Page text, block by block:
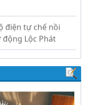
điện tự chế nồi
Lộc Phát
điều khiển ủ sữa
tự động Lộc